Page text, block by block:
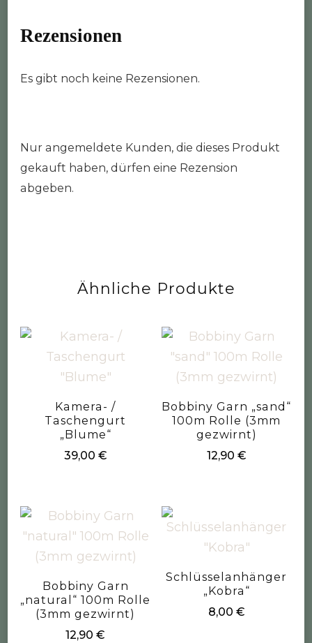
Rezensionen
Es gibt noch keine Rezensionen.
Nur angemeldete Kunden, die dieses Produkt
gekauft haben, dürfen eine Rezension
abgeben.
Ähnliche Produkte
Kamera- /
Taschengurt
„Blume“
39,00 €
Bobbiny Garn „sand“
100m Rolle (3mm
gezwirnt)
12,90 €
Bobbiny Garn
„natural“ 100m Rolle
(3mm gezwirnt)
12,90€
Schlüsselanhänger
„Kobra“
8,00 €